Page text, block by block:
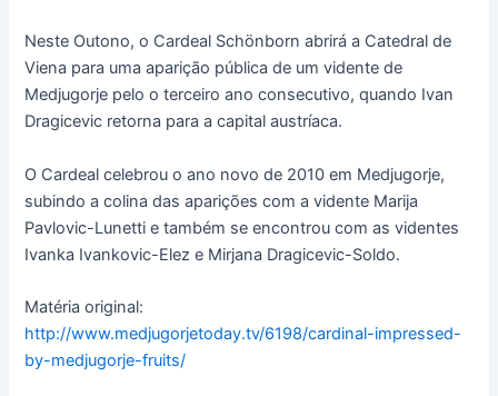
Neste Outono, o Cardeal Schönborn abrirá a Catedral de
Viena para uma aparição pública de um vidente de
Medjugorje pelo o terceiro ano consecutivo, quando Ivan
Dragicevic retorna para a capital austríaca.
O Cardeal celebrou o ano novo de 2010 em Medjugorje,
subindo a colina das aparições com a vidente Marija
Pavlovic-Lunetti e também se encontrou com as videntes
Ivanka Ivankovic-Elez e Mirjana Dragicevic-Soldo.
Matéria original:
http://www.medjugorjetoday.tv/6198/cardinal-impressed-
by-medjugorje-fruits/